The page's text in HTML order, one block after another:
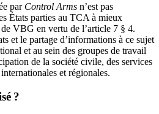
par Control Arms n’est pas
États parties au TCA à mieux
VBG en vertu de l’article 7 § 4.
et le partage d’informations à ce sujet
et au sein des groupes de travail
de la société civile, des services
et régionales.
?